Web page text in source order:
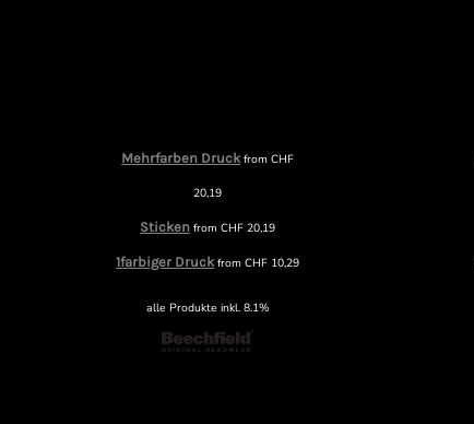
Mehrfarben DruckfromCHF
20,19
Sticken fromCHF 20,19
1farbiger DruckfromCHF 10,29
alle Produkte inkl. 8.1%